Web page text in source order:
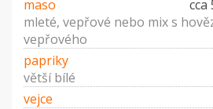
maso cca
mleté, vepřové nebo mix s
vepřového
papriky
větší bílé
vejce